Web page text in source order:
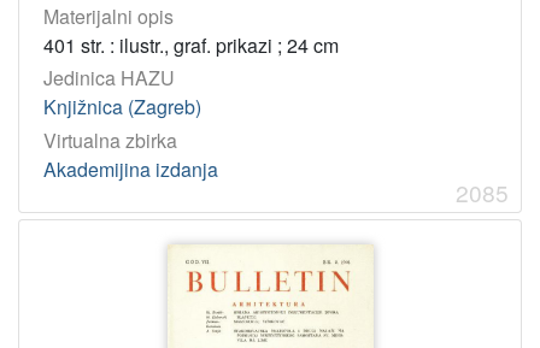
Materijalni opis
401 str. : ilustr., graf. prikazi ; 24 cm
Jedinica HAZU
Knjižnica (Zagreb)
Virtualna zbirka
Akademijina izdanja
2085